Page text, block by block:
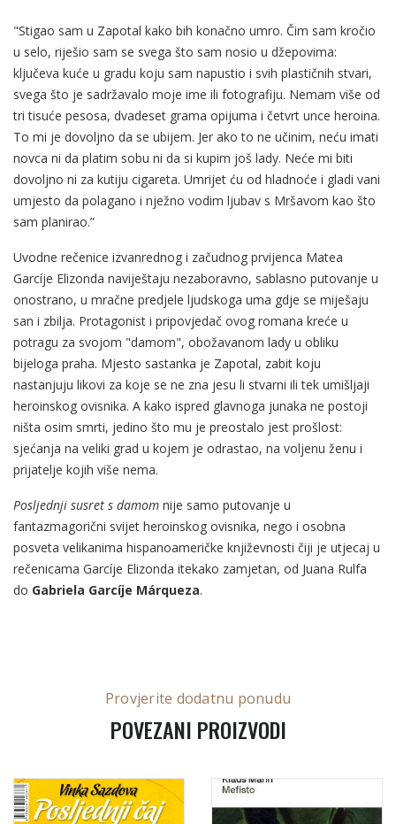
"Stigao sam u Zapotal kako bih konačno umro. Čim sam kročio
u selo, riješio sam se svega što sam nosio u džepovima:
ključeva kuće u gradu koju sam napustio i svih plastičnih stvari,
svega što je sadržavalo moje ime ili fotografiju. Nemam više od
tri tisuće pesosa, dvadeset grama opijuma i četvrt unce heroina.
To mi je dovoljno da se ubijem. Jer ako to ne učinim, neću imati
novca ni da platim sobu ni da si kupim još lady. Neće mi biti
dovoljno ni za kutiju cigareta. Umrijet ću od hladnoće i gladi vani
umjesto da polagano i nježno vodim ljubav s Mršavom kao što
sam planirao.”
Uvodne rečenice izvanrednog i začudnog prvijenca Matea
Garcíje Elizonda naviještaju nezaboravno, sablasno putovanje u
onostrano, u mračne predjele ljudskoga uma gdje se miješaju
san i zbilja. Protagonist i pripovjedač ovog romana kreće u
potragu za svojom "damom", obožavanom lady u obliku
bijeloga praha. Mjesto sastanka je Zapotal, zabit koju
nastanjuju likovi za koje se ne zna jesu li stvarni ili tek umišljaji
heroinskog ovisnika. A kako ispred glavnoga junaka ne postoji
ništa osim smrti, jedino što mu je preostalo jest prošlost:
sjećanja na veliki grad u kojem je odrastao, na voljenu ženu i
prijatelje kojih više nema.
Posljednji susret s damom nije samo putovanje u
fantazmagorični svijet heroinskog ovisnika, nego i osobna
posveta velikanima hispanoameričke književnosti čiji je utjecaj u
rečenicama Garcíje Elizonda itekako zamjetan, od Juana Rulfa
do Gabriela Garcíje Márqueza.
Provjerite dodatnu ponudu
POVEZANI PROIZVODI